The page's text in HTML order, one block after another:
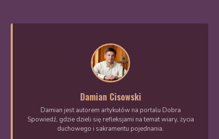
Damian Cisowski
Damian jest autorem artykułów na portalu Dobra
Spowiedź, gdzie dzieli się refleksjami na temat wiary, życia
duchowego i sakramentu pojednania.